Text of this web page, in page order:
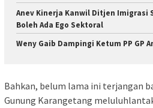
Anev Kinerja Kanwil Ditjen Imigrasi
Boleh Ada Ego Sektoral
Weny Gaib Dampingi Ketum PP GP
Bahkan, belum lama ini terjangan
Gunung Karangetang